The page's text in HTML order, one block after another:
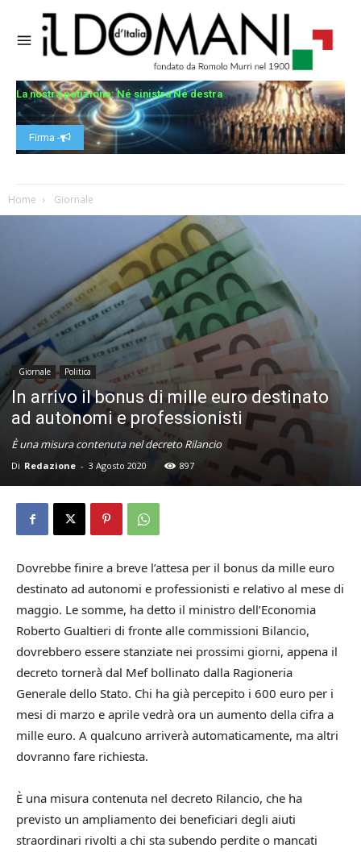
La nostra petizione: Né sinistra Né destra
Firma -
Home Giornale
Giornale Politica
In arrivo il bonus di mille euro destinato
ad autonomi e professionisti
È una misura contenuta nel decreto Rilancio
Di Redazione - 3 Agosto 2020 897
Dovrebbe finire a breve l’attesa per il bonus da mille euro
destinato ad autonomi e professionisti e relativo al mese di
maggio. Le somme, ha detto il ministro dell’Economia
Roberto Gualtieri di fronte alle commissioni Bilancio,
dovrebbero essere stanziate nei prossimi giorni, appena il
decreto tornerà dal Mef bollinato dalla Ragioneria
Generale dello Stato. Chi ha già percepito i 600 euro per i
mesi di marzo e aprile vedrà ora un aumento della cifra a
mille euro. A qualcuno arriverà automaticamente, ma altri
dovranno fare richiesta.
È una misura contenuta nel decreto Rilancio, che ha
previsto un ampliamento dei beneficiari degli aiuti
straordinari rivolti a chi sta subendo perdite o mancati